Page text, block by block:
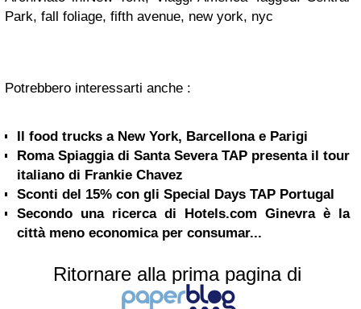
Park, fall foliage, fifth avenue, new york, nyc
Potrebbero interessarti anche :
Il food trucks a New York, Barcellona e Parigi
Roma Spiaggia di Santa Severa TAP presenta il tour
italiano di Frankie Chavez
Sconti del 15% con gli Special Days TAP Portugal
Secondo una ricerca di Hotels.com Ginevra è la
città meno economica per consumar...
Ritornare alla prima pagina di